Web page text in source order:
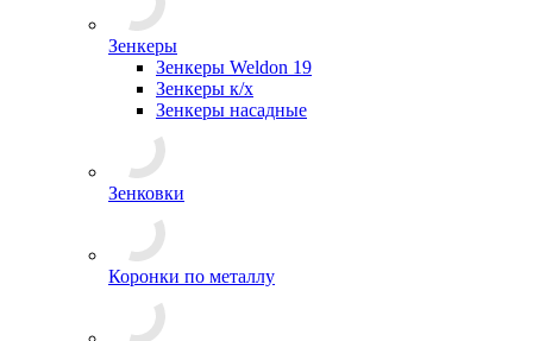
Зенкеры
Зенкеры Weldon 19
Зенкеры к/х
Зенкеры насадные
Зенковки
Коронки по металлу